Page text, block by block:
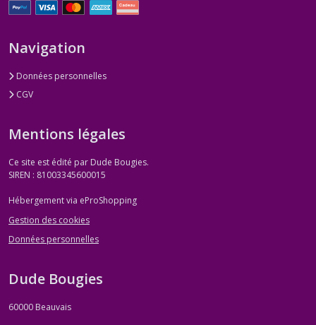
Navigation
Données personnelles
CGV
Mentions légales
Ce site est édité par Dude Bougies.
SIREN : 81003345600015
Hébergement via eProShopping
Gestion des cookies
Données personnelles
Dude Bougies
60000 Beauvais